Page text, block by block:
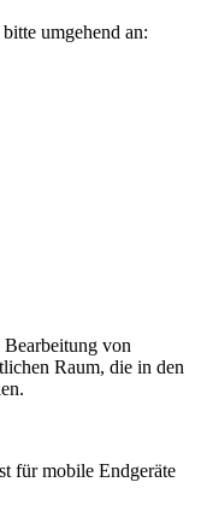
umgehend an:
von
Raum, die in den
für mobile Endgeräte